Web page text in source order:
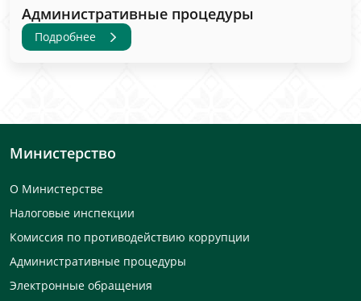
Административные процедуры
Подробнее
Министерство
О Министерстве
Налоговые инспекции
Комиссия по противодействию коррупции
Административные процедуры
Электронные обращения